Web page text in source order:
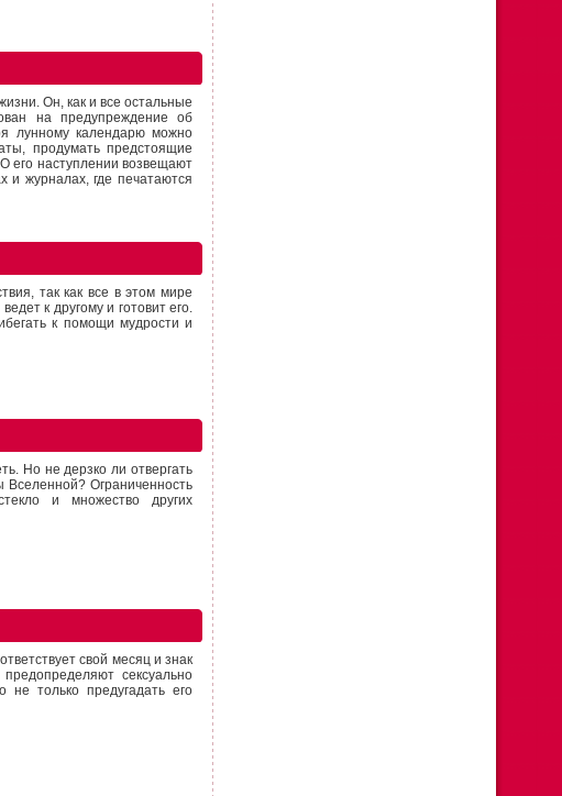
Он, как и все остальные
на предупреждение об
лунному календарю можно
продумать предстоящие
его наступлении возвещают
и журналах, где печатаются
так как все в этом мире
к другому и готовит его.
к помощи мудрости и
Но не дерзко ли отвергать
Вселенной? Ограниченность
и множество других
свой месяц и знак
сексуально
только предугадать его